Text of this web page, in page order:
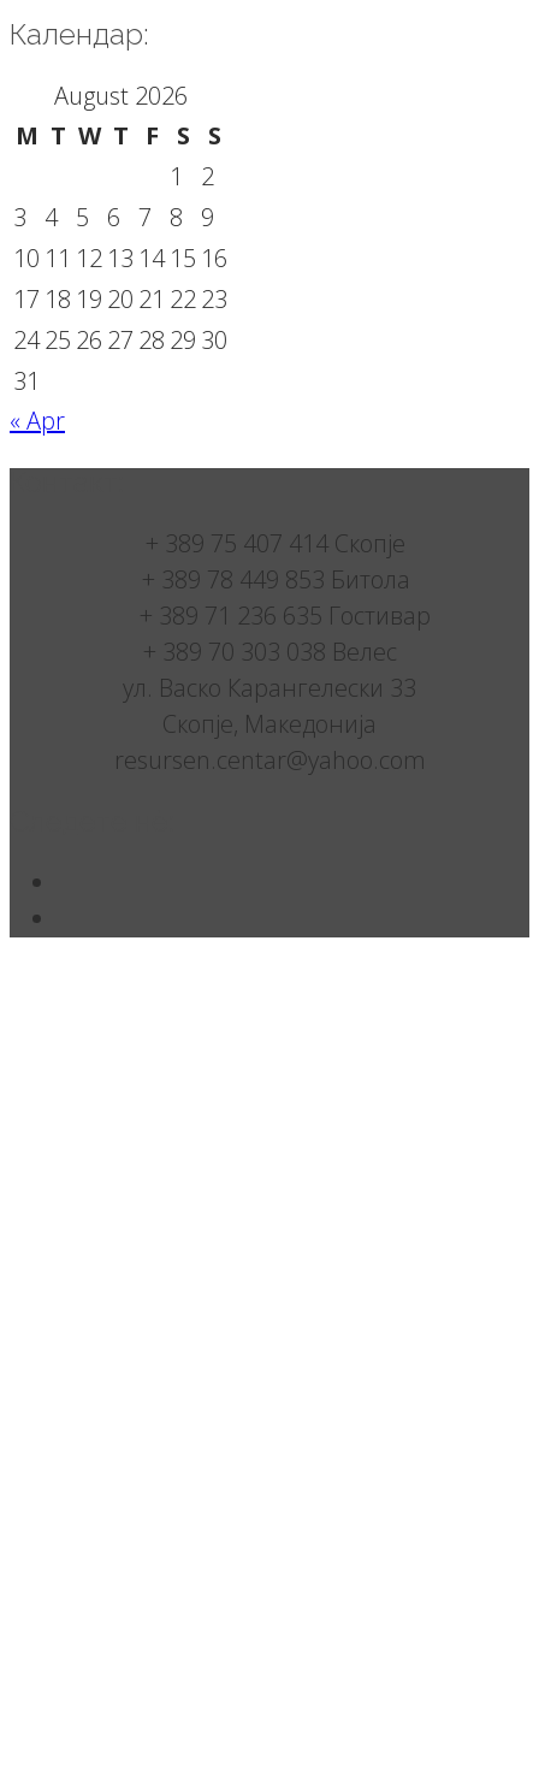
Календар:
August 2026
M T W T F S
S
1
2
3
4 5 6 7 8
9
10 11 12 13 14 15 16
17 18 19 20 21 2223
2425 26 27 28 29 30
31
« Apr
+ 389 75 407 414 Скопје
+ 389 78 449 853 Битола
+ 389 71 236 635 Гостивар
+ 389 70 303 038 Велес
ул. Васко Карангелески 33
Скопје, Македонија
resursen.centar@yahoo.com